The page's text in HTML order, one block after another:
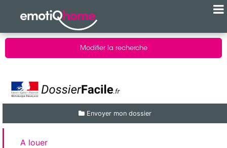
Modifier la recherche
Envoyer mon dossier
A louer